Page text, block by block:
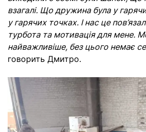
взагалі. Що дружина була у
у гарячих точках. І нас це
турбота та мотивація для мене.
найважливіше, без цього немає
говорить Дмитро.